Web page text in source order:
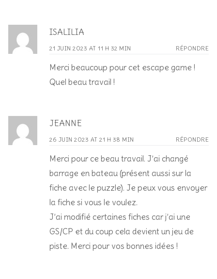
ISALILIA
21 JUIN 2023 AT 11 H 32 MIN RÉPONDRE
Merci beaucoup pour cet escape game !
Quel beau travail !
JEANNE
26 JUIN 2023 AT 21 H 38 MIN RÉPONDRE
Merci pour ce beau travail. J’ai changé
barrage en bateau (présent aussi sur la
fiche avec le puzzle). Je peux vous envoyer
la fiche si vous le voulez.
J’ai modifié certaines fiches car j’ai une
GS/CP et du coup cela devient un jeu de
piste. Merci pour vos bonnes idées !